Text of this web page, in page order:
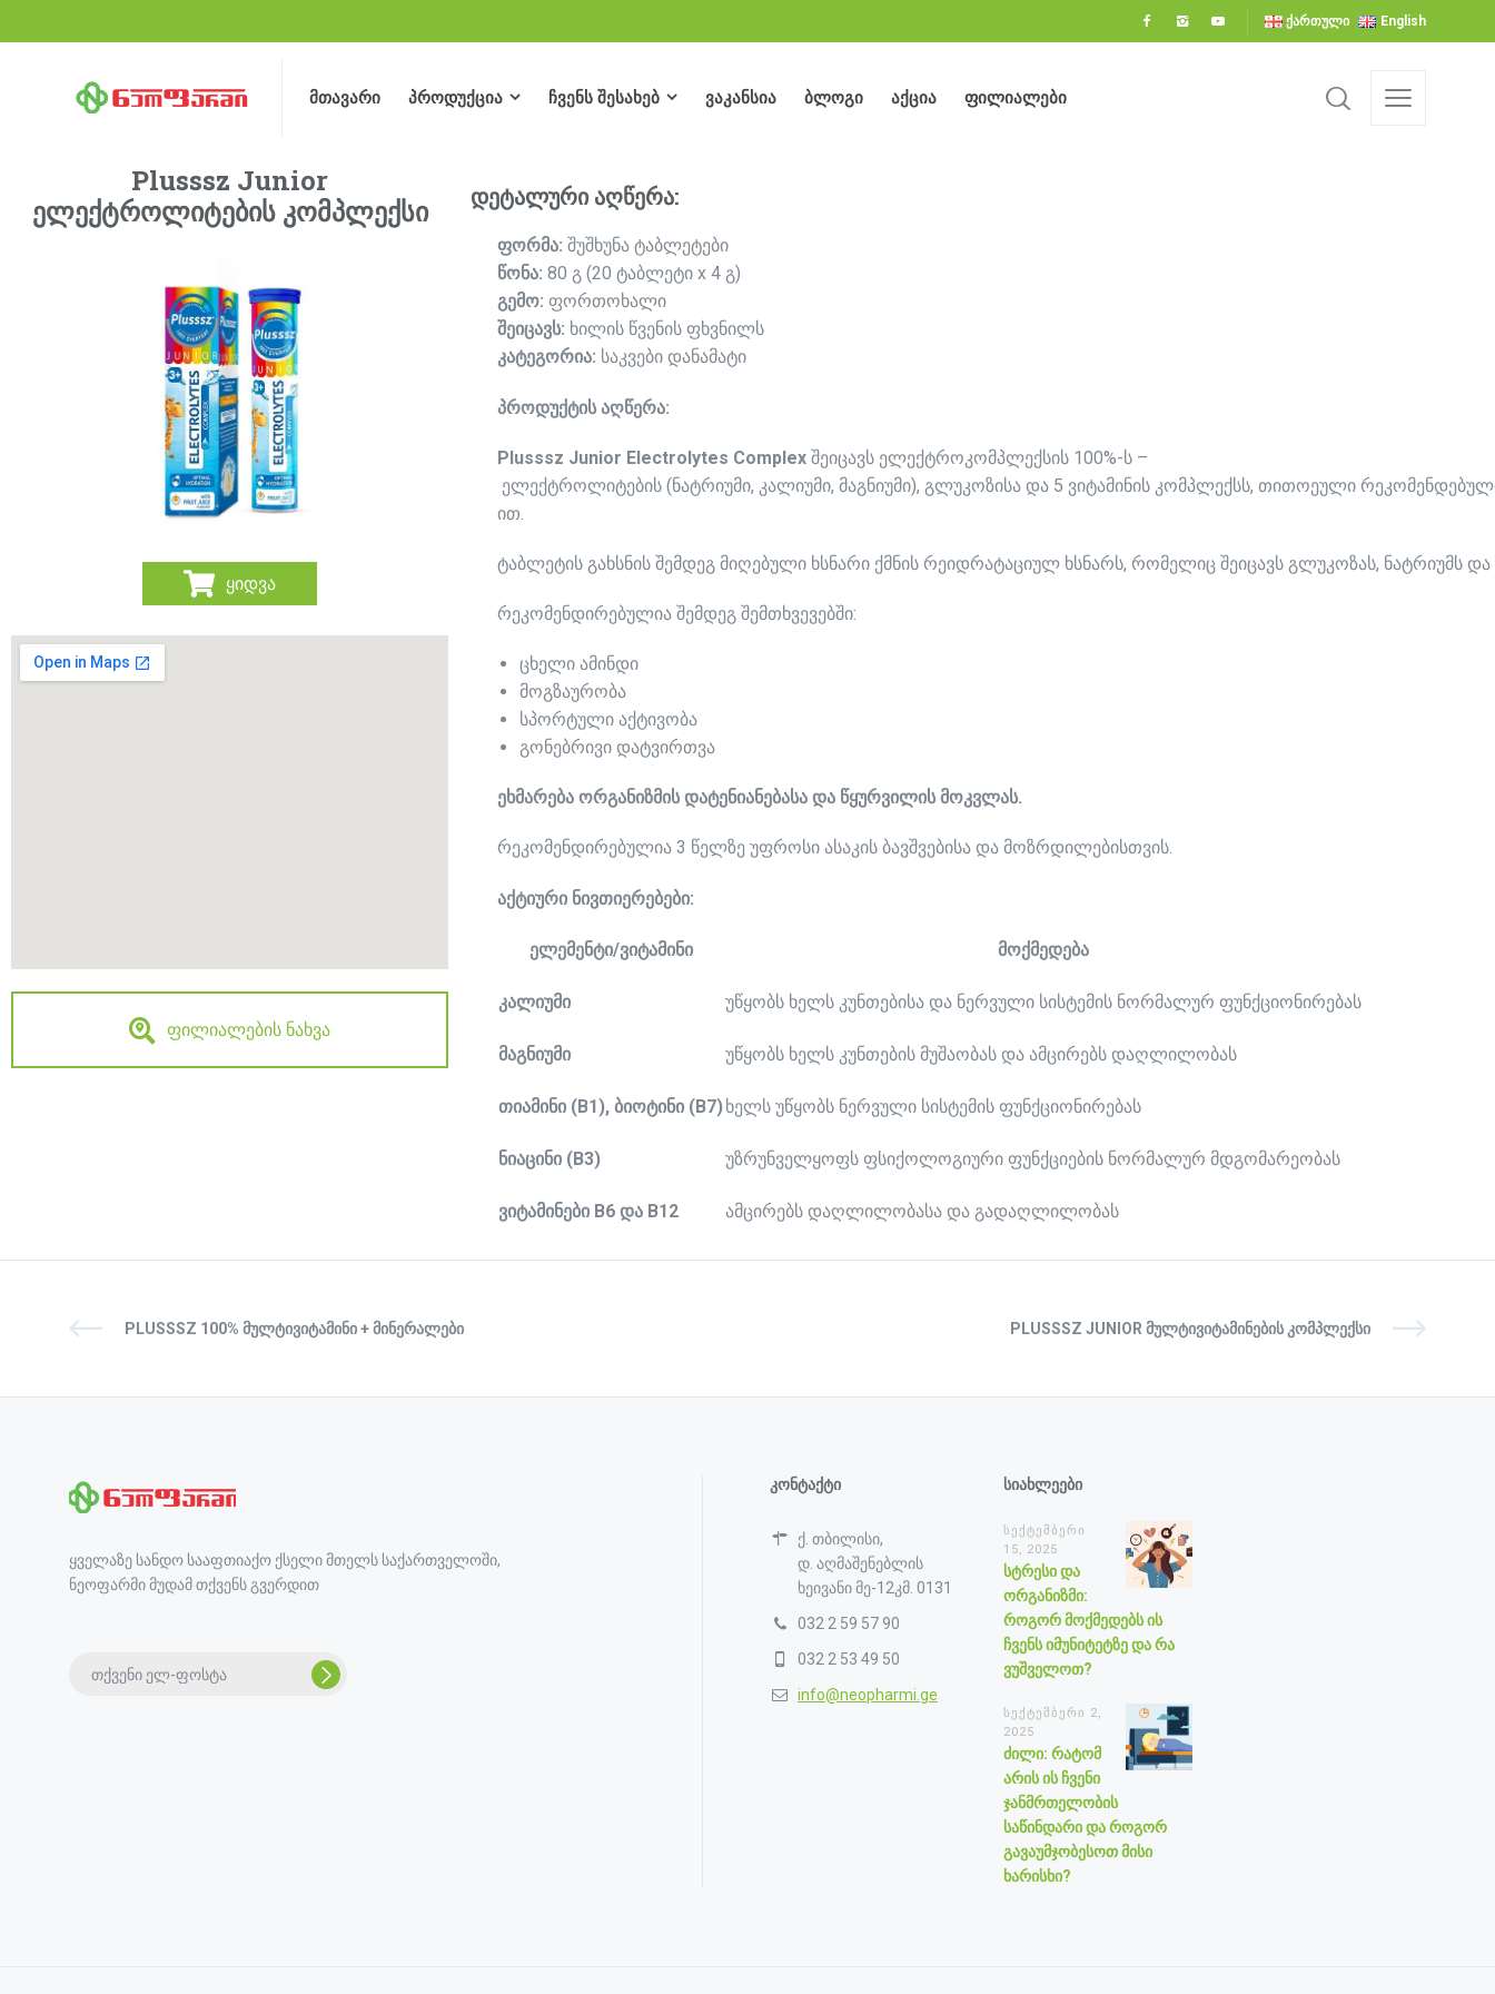
ქართული English
მთავარი პროდუქცია ჩვენს შესახებ ვაკანსია ბლოგი აქცია ფილიალები
Plusssz Junior
ელექტროლიტების კომპლექსი
ყიდვა
ფილიალების ნახვა
დეტალური აღწერა:
ფორმა: შუშხუნა ტაბლეტები
წონა: 80 გ (20 ტაბლეტი x 4 გ)
გემო: ფორთოხალი
შეიცავს: ხილის წვენის ფხვნილს
კატეგორია: საკვები დანამატი
პროდუქტის აღწერა:
Plusssz Junior Electrolytes Complex შეიცავს ელექტროკომპლექსის 100%-ს –
ელექტროლიტების (ნატრიუმი, კალიუმი, მაგნიუმი), გლუკოზისა და 5 ვიტამინის კომპლექსს, თითოეული
ით.
ტაბლეტის გახსნის შემდეგ მიღებული ხსნარი ქმნის რეიდრატაციულ ხსნარს, რომელიც შეიცავს გლუკოზას, ნატრიუმს
რეკომენდირებულია შემდეგ შემთხვევებში:
ცხელი ამინდი
მოგზაურობა
სპორტული აქტივობა
გონებრივი დატვირთვა
ეხმარება ორგანიზმის დატენიანებასა და წყურვილის მოკვლას.
რეკომენდირებულია 3 წელზე უფროსი ასაკის ბავშვებისა და მოზრდილებისთვის.
აქტიური ნივთიერებები:
ელემენტი/ვიტამინი მოქმედება
კალიუმი უწყობს ხელს კუნთებისა და ნერვული სისტემის ნორმალურ ფუნქციონირებას
მაგნიუმი უწყობს ხელს კუნთების მუშაობას და ამცირებს დაღლილობას
თიამინი (B1),ბიოტინი (B7)ხელს უწყობს ნერვული სისტემის ფუნქციონირებას
ნიაცინი (B3) უზრუნველყოფს ფსიქოლოგიური ფუნქციების ნორმალურ მდგომარეობას
ვიტამინები B6და B12 ამცირებს დაღლილობასა და გადაღლილობას
PLUSSSZ 100% ᲛᲣᲚᲢᲘᲕᲘᲢᲐᲛᲘᲜᲘ + ᲛᲘᲜᲔᲠᲐᲚᲔᲑᲘ PLUSSSZ JUNIOR ᲛᲣᲚᲢᲘᲕᲘᲢᲐᲛᲘᲜᲔᲑᲘᲡ ᲙᲝᲛᲞᲚᲔᲥᲡᲘ
ყველაზე სანდო სააფთიაქო ქსელი მთელს საქართველოში,
ნეოფარმი მუდამ თქვენს გვერდით
კონტაქტი
ქ. თბილისი,
დ. აღმაშენებლის
ხეივანი მე-12კმ. 0131
032 2 59 57 90
032 2 53 49 50
info@neopharmi.ge
სიახლეები
სექტემბერი
15, 2025
სტრესი და
ორგანიზმი:
როგორ მოქმედებს ის
ჩვენს იმუნიტეტზე და რა
ვუშველოთ?
სექტემბერი 2,
2025
ძილი: რატომ
არის ის ჩვენი
ჯანმრთელობის
საწინდარი და როგორ
გავაუმჯობესოთ მისი
ხარისხი?